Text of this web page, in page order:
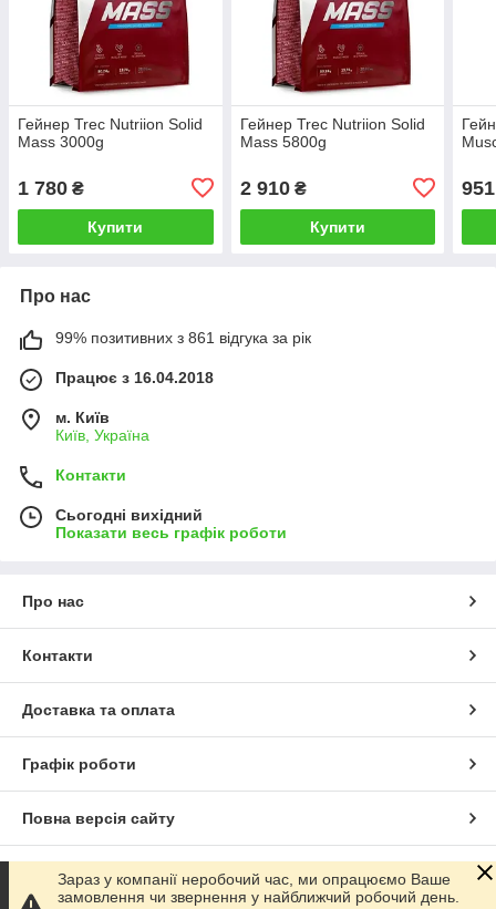
Гейнер Trec Nutriion Solid
Mass 3000g
1 780 ₴
Купити
Гейнер Trec Nutriion Solid
Mass 5800g
2 910₴
Купити
951
Про нас
99% позитивних з 861 відгука за рік
Працює з 16.04.2018
м. Київ
Київ, Україна
Контакти
Сьогодні вихідний
Показати весь графік роботи
Про нас
Контакти
Доставка та оплата
Графік роботи
Повна версія сайту
Сайт створено на маркетплейсі
Зараз у компанії неробочий час, ми опрацюємо Ваше
замовлення чи звернення у найближчий робочий день.